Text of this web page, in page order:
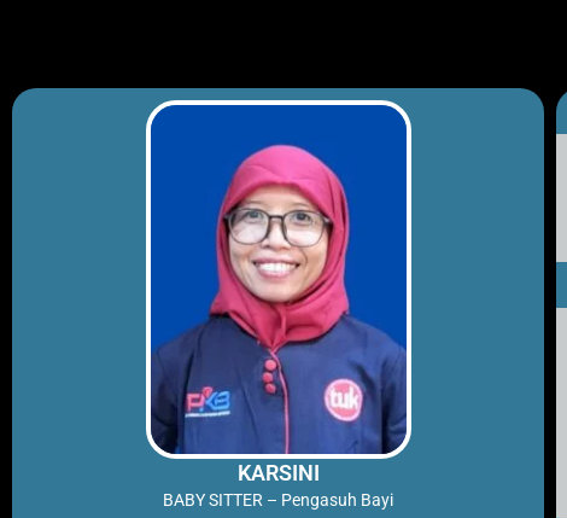
KARSINI
BABY SITTER – Pengasuh Bayi